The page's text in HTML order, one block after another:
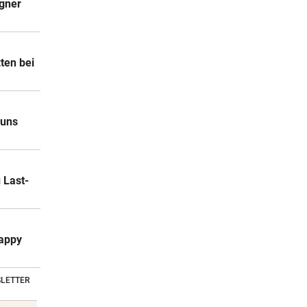
bei
Last-